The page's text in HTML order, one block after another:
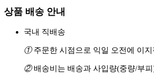
상품 배송 안내
국내 직배송
①주문한 시점으로 익일 오전에 이
②배송비는 배송과 사입량(중량/부